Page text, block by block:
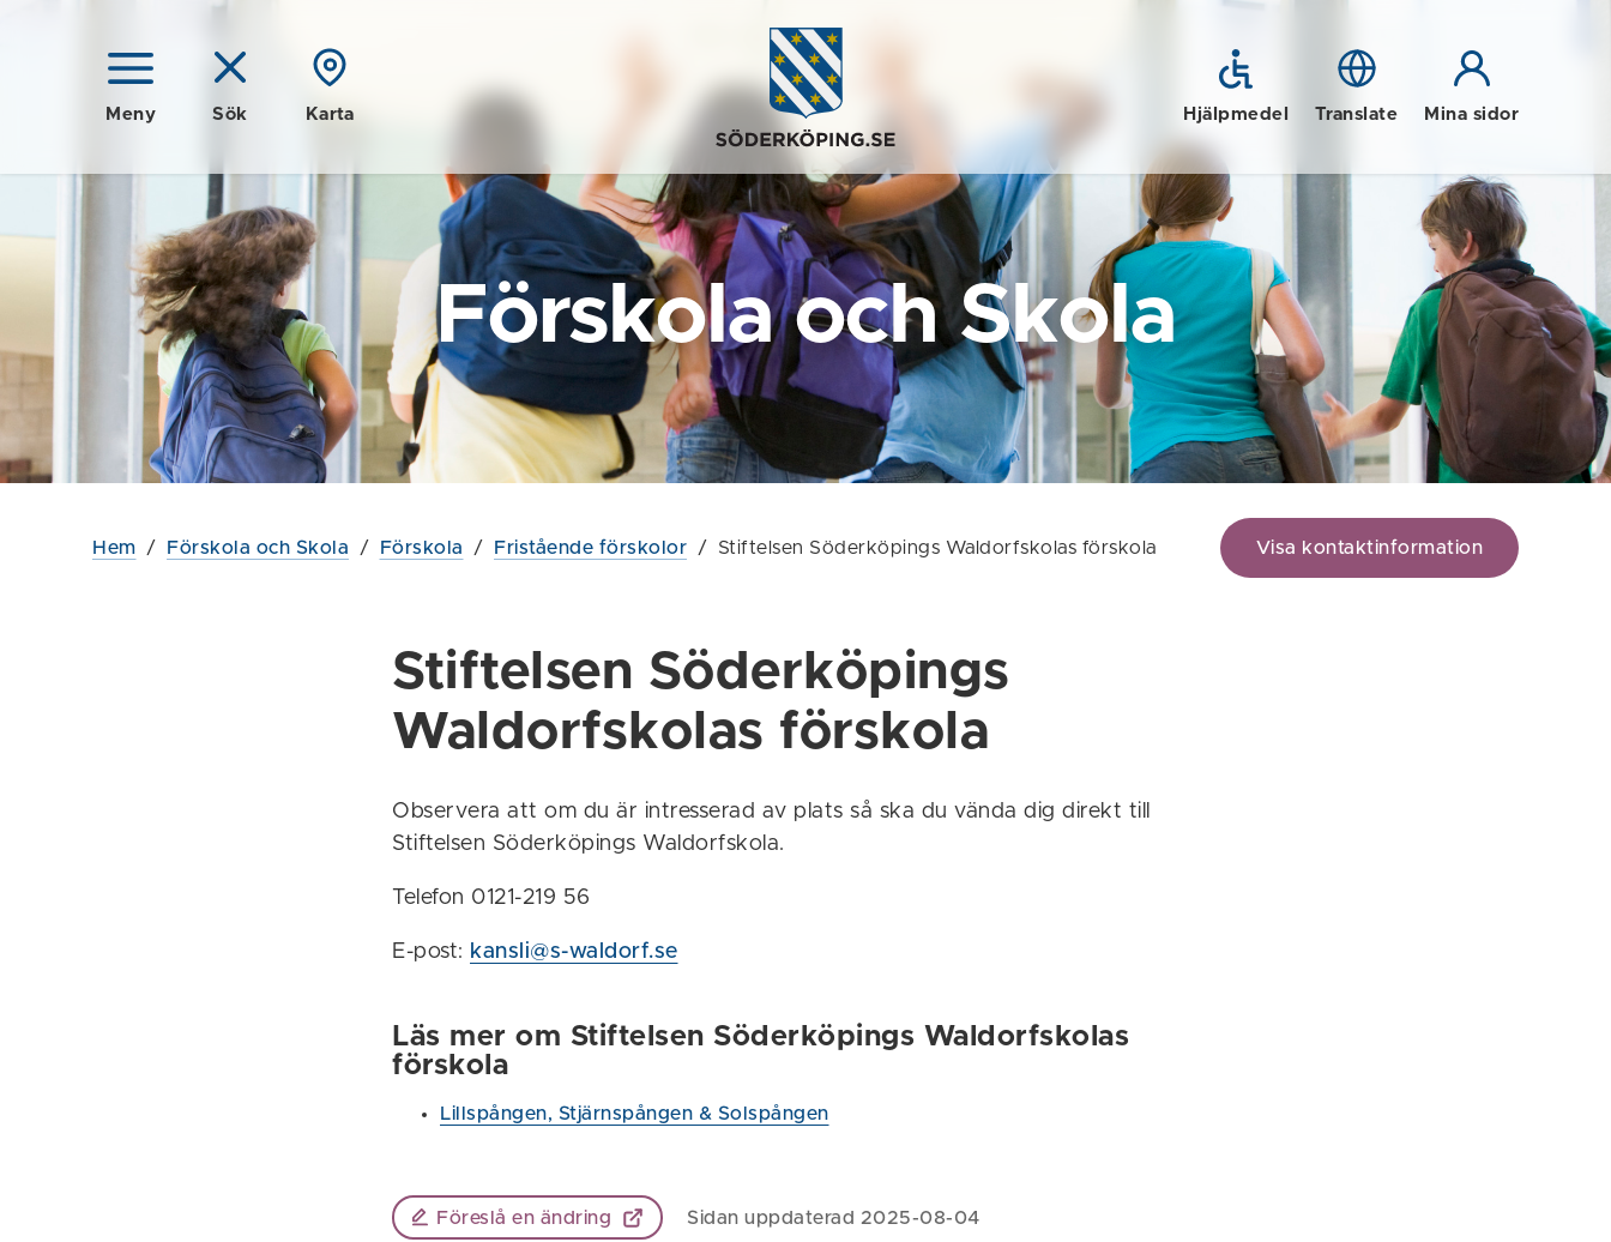
Meny Sök Karta Hjälpmedel Translate Mina sidor
Förskola och Skola
Hem / Förskola och Skola / Förskola / Fristående förskolor / Stiftelsen Söderköpings Waldorfskolas förskola Visa kontaktinformation
Stiftelsen Söderköpings
Waldorfskolas förskola
Observera att om du är intresserad av plats så ska du vända dig direkt till
Stiftelsen Söderköpings Waldorfskola.
Telefon 0121-219 56
E-post: kansli@s-waldorf.se
Läs mer om Stiftelsen Söderköpings Waldorfskolas
förskola
Lillspången, Stjärnspången & Solspången
Föreslå en ändring Sidan uppdaterad 2025-08-04